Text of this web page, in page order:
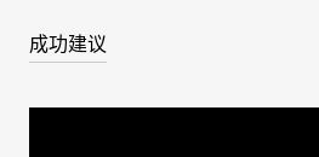
成功建议